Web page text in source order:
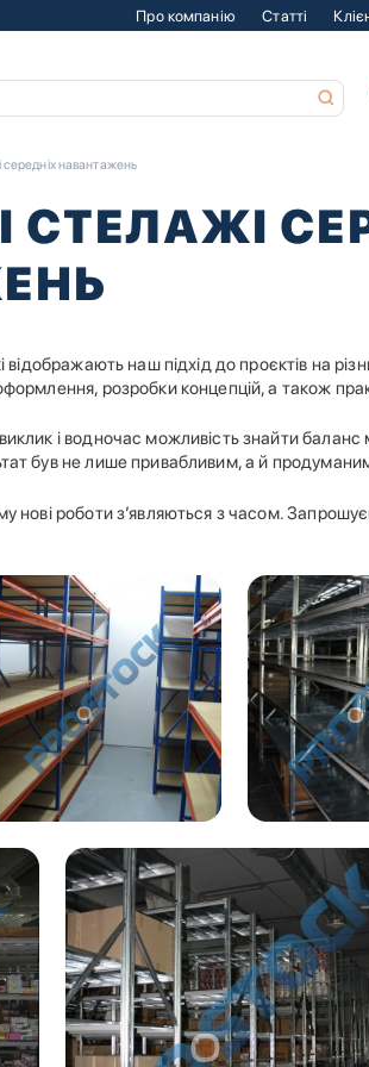
Про компанію Статті
середніх навантажень
СТЕЛАЖІ
наш підхід до проєктів на
розробки концепцій, а також
і водночас можливість знайти
був не лише привабливим, а й
нові роботи з’являються з часом.